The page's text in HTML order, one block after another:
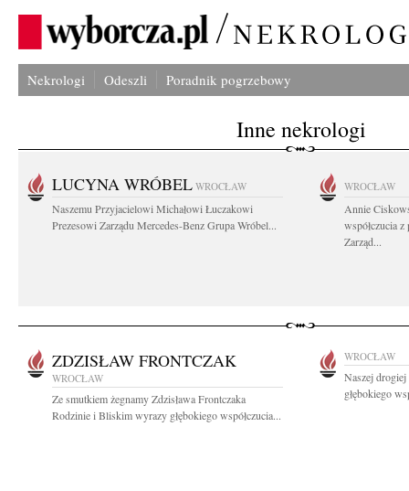
Nekrologi Odeszli Poradnik pogrzebowy
Inne nekrologi
LUCYNA WRÓBEL WROCŁAW
Naszemu Przyjacielowi Michałowi Łuczakowi
Prezesowi Zarządu Mercedes-Benz Grupa Wróbel...
WROCŁAW
Annie
współczucia
Zarząd...
ZDZISŁAW FRONTCZAK
WROCŁAW
Ze smutkiem żegnamy Zdzisława Frontczaka
Rodzinie i Bliskim wyrazy głębokiego współczucia...
WROCŁAW
Naszej
głębokiego